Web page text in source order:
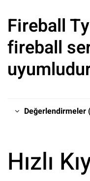
Fireball
fireball
Değerlendirmeler
Hızlı